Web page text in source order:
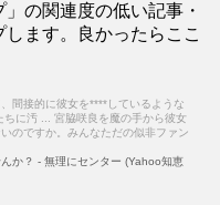
の関連度の低い記事・
ます。良かったらここ
間接的に彼女を****しているような
ちに汚 ... 宮脇咲良を魔の手から彼女
のですか。みんなただの似非ファン
か？ - 無理にセンター (Yahoo知恵